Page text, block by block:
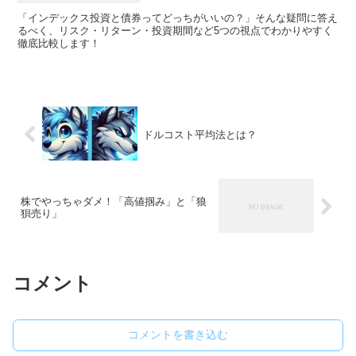
「インデックス投資と債券ってどっちがいいの？」そんな疑問に答え
るべく、リスク・リターン・投資期間など5つの視点でわかりやすく
徹底比較します！
ドルコスト平均法とは？
株でやっちゃダメ！「高値掴み」と「狼
狽売り」
コメント
コメントを書き込む